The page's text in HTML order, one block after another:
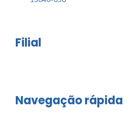
Filial
Navegação rápida